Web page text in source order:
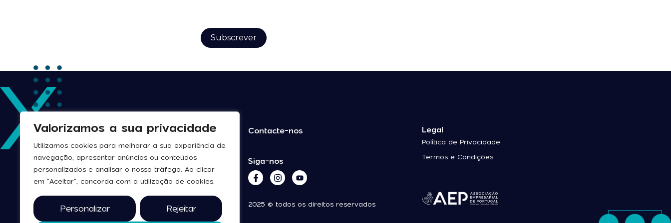
Valorizamos a sua privacidade
Utilizamos cookies para melhorar a sua experiência de
navegação, apresentar anúncios ou conteúdos
personalizados e analisar o nosso tráfego. Ao clicar
em "Aceitar", concorda com a utilização de cookies.
Personalizar Rejeitar
Contacte-nos
Siga-nos
2025 © todos os direitos reservados
Legal
Política de Privacidade
Termos e Condições